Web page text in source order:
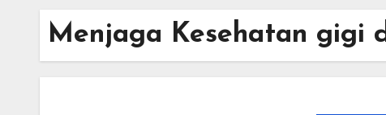
Menjaga Kesehatan gigi